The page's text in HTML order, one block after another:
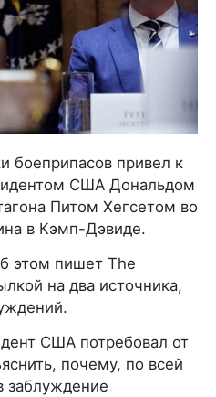
боеприпасов привел к
США Дональдом
Питом Хегсетом во
в Кэмп-Дэвиде.
этом пишет The
на два источника,
США потребовал от
почему, по всей
заблуждение